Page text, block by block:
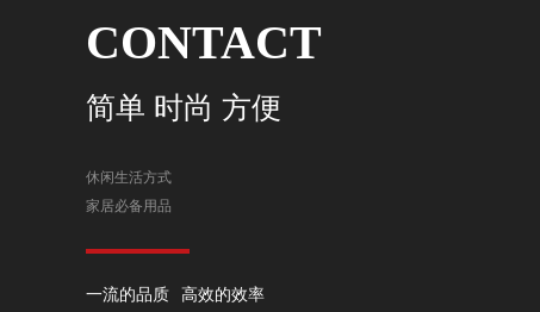
简单 时尚 方便
一流的品质 高效的效率